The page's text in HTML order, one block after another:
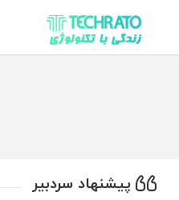
تکراتو – زندگی با تکنولوژی
پیشنهاد سردبیر